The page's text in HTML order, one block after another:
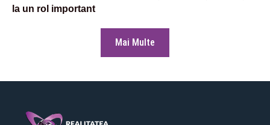
la un rol important
Mai Multe